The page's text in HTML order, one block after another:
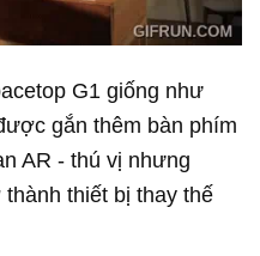
G1 giống như
gắn thêm bàn phím
AR - thú vị nhưng
thiết bị thay thế